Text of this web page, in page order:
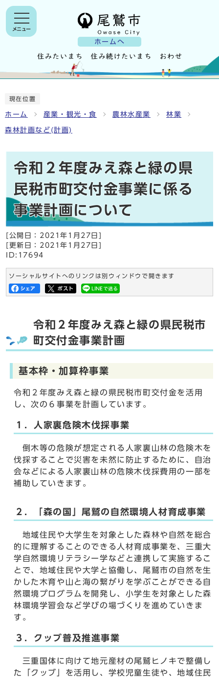
ホームへ
メニュー
現在位置
ホーム 産業・観光・食 農林水産業 林業
森林計画など(計画)
令和２年度みえ森と緑の県
民税市町交付金事業に係る
事業計画について
[公開日： 2021年1月27日
[更新日： 2021年1月27日
ID:17694
ソーシャルサイトへのリンクは別ウィンドウで開きます
令和２年度みえ森と緑の県民税市
町交付金事業計画
基本枠・加算枠事業
令和２年度みえ森と緑の県民税市町交付金を活用
し、次の６事業を計画しています。
１．人家裏危険木伐採事業
倒木等の危険が想定される人家裏山林の危険木を
伐採することで災害を未然に防止するために、自治
会などによる人家裏山林の危険木伐採費用の一部を
補助していきます。
２．「森の国」尾鷲の自然環境人材育成事業
地域住民や大学生を対象とした森林や自然を総合
的に理解することのできる人材育成事業を、三重大
学自然環境リテラシー学などと連携して実施するこ
とで、地域住民や大学と協働し、尾鷲市の自然を生
かした木育や山と海の繋がりを学ぶことができる自
然環境プログラムを開発し、小学生を対象とした森
林環境学習会など学びの場づくりを進めていきま
す。
３．クッブ普及推進事業
三重国体に向けて地元産材の尾鷲ヒノキで整備し
た「クッブ」を活用し、学校児童生徒や、地域住民